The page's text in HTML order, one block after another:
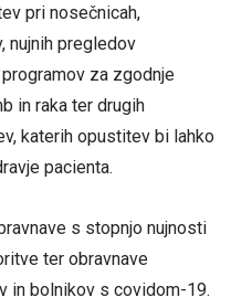
pri nosečnicah,
nujnih pregledov
za zgodnje
in raka ter drugih
katerih opustitev bi lahko
pacienta.
s stopnjo nujnosti
ter obravnave
in bolnikov s covidom-19.